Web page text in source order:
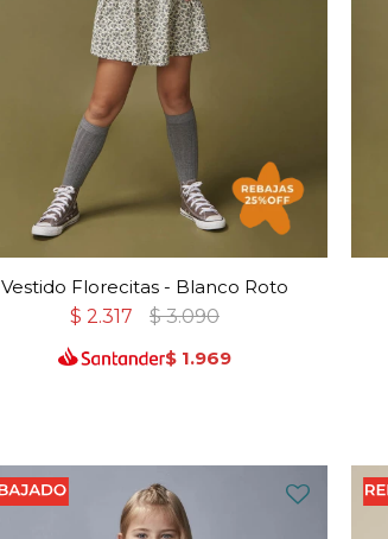
Vestido Florecitas - Blanco Roto
$ 2.317 $ 3.090
$ 1.969